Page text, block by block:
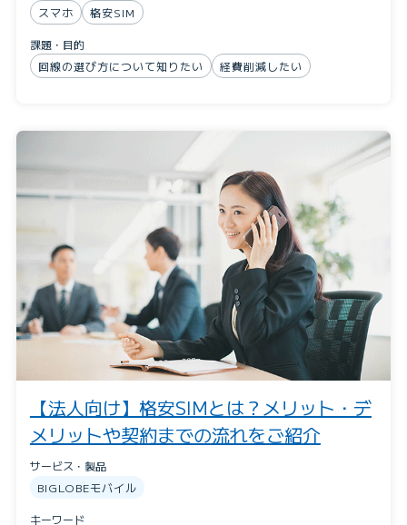
スマホ
格安SIM
課題・目的
回線の選び方について知りたい
経費削減したい
【法人向け】格安SIMとは？メリット・デ
メリットや契約までの流れをご紹介
サービス・製品
BIGLOBEモバイル
キーワード
Webでかんたん！
お申し込み